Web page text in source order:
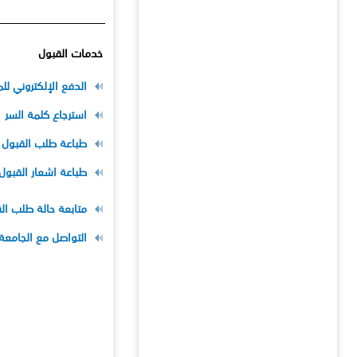
خدمات القبول
الدفع الإلكتروني
استرجاع كلمة السر
طباعة طلب القبول
طباعة اشعار
متابعة حالة طلب
التواصل مع